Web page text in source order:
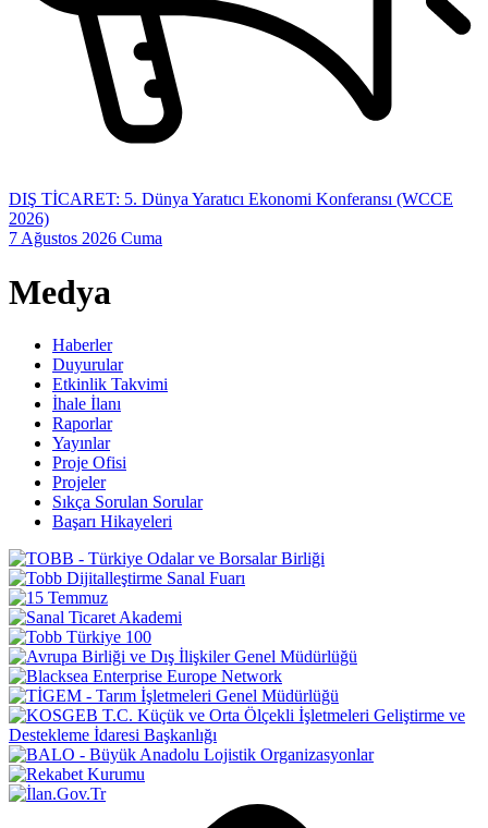
DIŞ TİCARET: 5. Dünya Yaratıcı Ekonomi Konferansı (WCCE
2026)
7 Ağustos 2026 Cuma
Medya
Haberler
Duyurular
Etkinlik Takvimi
İhale İlanı
Raporlar
Yayınlar
Proje Ofisi
Projeler
Sıkça Sorulan Sorular
Başarı Hikayeleri